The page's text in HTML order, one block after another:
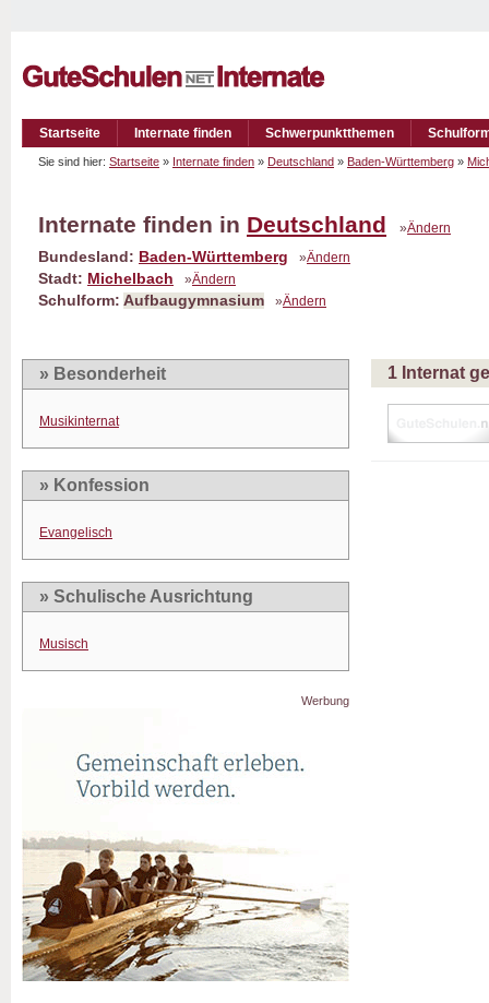
Startseite Internate finden Schwerpunktthemen
Sie sind hier: Startseite » Internate finden » Deutschland » Baden-Württemberg »
Internate finden in Deutschland »Ändern
Bundesland: Baden-Württemberg »Ändern
Stadt: Michelbach »Ändern
Schulform: Aufbaugymnasium »Ändern
» Besonderheit
Musikinternat
» Konfession
Evangelisch
» Schulische Ausrichtung
Musisch
Werbung
1 Internat